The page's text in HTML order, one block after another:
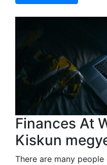
Finances At
Kiskun
There are many